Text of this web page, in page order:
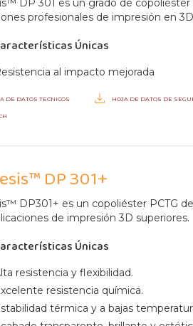
DP 301 es un grado de copoliéster
profesionales de impresión en
Únicas
al impacto mejorada
DE DATOS TECNICOS HOJA DE DATOS DE
DP 301+
DP301+ es un copoliéster PCTG
de impresión 3D superiores.
Únicas
resistencia y flexibilidad.
resistencia química.
térmica y a bajas